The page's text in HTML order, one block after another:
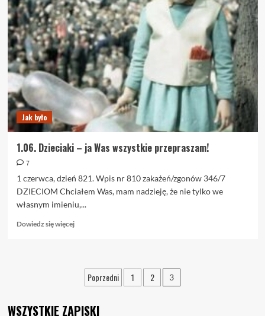
Antyglobaliści.
Zmiana
ról.
Jak było
1.06. Dzieciaki – ja Was wszystkie przepraszam!
7
1 czerwca, dzień 821. Wpis nr 810 zakażeń/zgonów 346/7
DZIECIOM Chciałem Was, mam nadzieję, że nie tylko we
własnym imieniu,...
Dowiedz się więcejDowiedz
1.06.
Dzieciaki
Was
Stronicowanie
Poprzedni 1 2 3
WSZYSTKIE ZAPISKI